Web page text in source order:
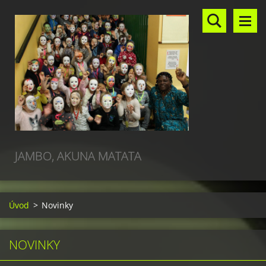
JAMBO, AKUNA MATATA
Úvod > Novinky
NOVINKY